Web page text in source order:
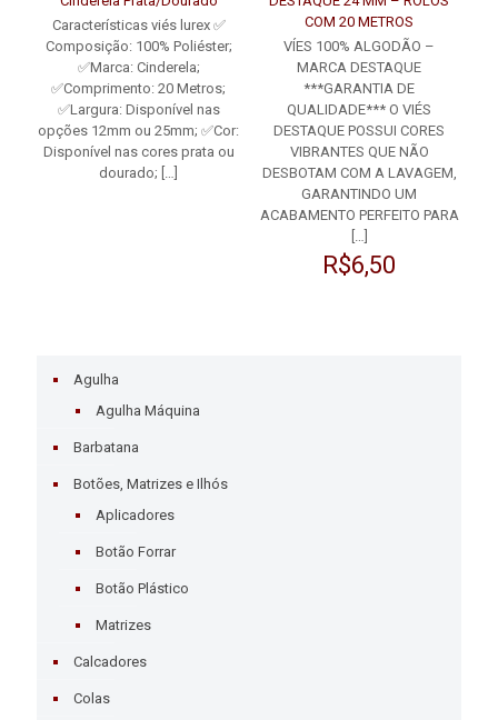
Características viés lurex ✅
Composição: 100% Poliéster;
✅Marca: Cinderela;
✅Comprimento: 20 Metros;
✅Largura: Disponível nas
opções 12mm ou 25mm; ✅Cor:
Disponível nas cores prata ou
dourado; […]
COM 20 METROS
VÍES 100% ALGODÃO –
MARCA DESTAQUE
***GARANTIA DE
QUALIDADE*** O VIÉS
DESTAQUE POSSUI CORES
VIBRANTES QUE NÃO
DESBOTAM COM A LAVAGEM,
GARANTINDO UM
ACABAMENTO PERFEITO PARA
[…]
R$6,50
Agulha
Agulha Máquina
Barbatana
Botões, Matrizes e Ilhós
Aplicadores
Botão Forrar
Botão Plástico
Matrizes
Calcadores
Colas